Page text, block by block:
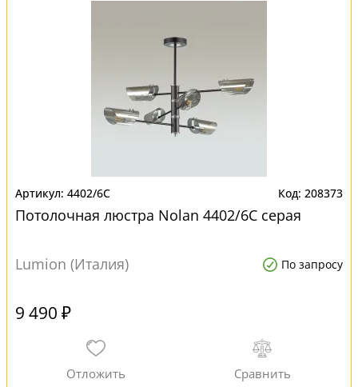
4402/6C 208373
Потолочная люстра Nolan 4402/6C серая
Lumion (Италия) По запросу
9 490 ₽